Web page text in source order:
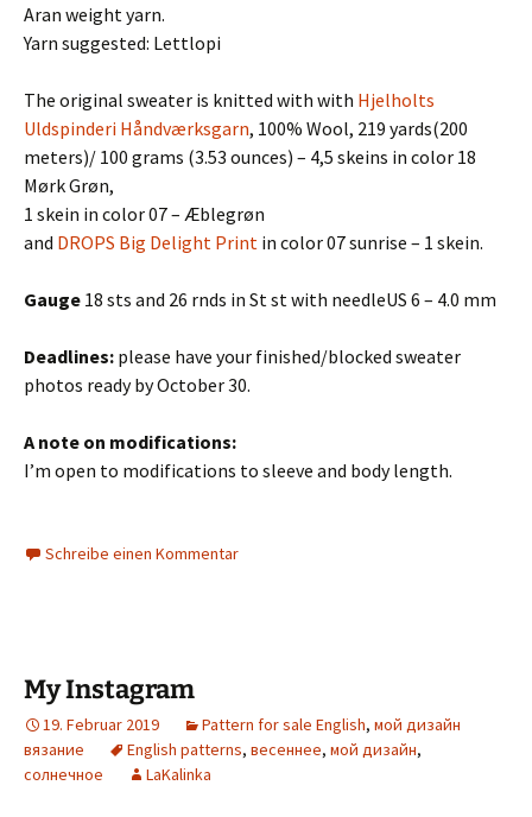
Aran weight yarn.
Yarn suggested: Lettlopi
The original sweater is knitted with with Hjelholts
Uldspinderi Håndværksgarn, 100% Wool, 219 yards(200
meters)/ 100 grams (3.53 ounces) – 4,5 skeins in color 18
Mørk Grøn,
1 skein in color 07 – Æblegrøn
and DROPS Big Delight Print in color 07 sunrise – 1 skein.
Gauge 18 sts and 26 rnds in St st with needleUS 6 – 4.0 mm
Deadlines: please have your finished/blocked sweater
photos ready by October 30.
A note on modifications:
I’m open to modifications to sleeve and body length.
Schreibe einen Kommentar
My Instagram
19. Februar 2019 Pattern for sale English, мой дизайн
вязание
English patterns, весеннее, мой дизайн,
солнечное
LaKalinka